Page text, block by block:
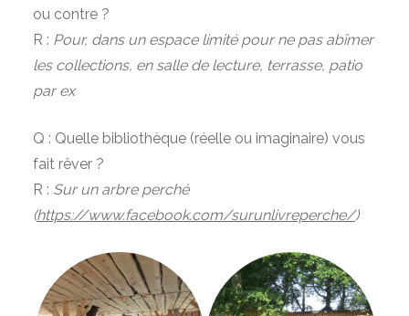
ou contre ?
R : Pour, dans un espace limité pour ne pas abîmer
les collections, en salle de lecture, terrasse, patio
par ex
Q : Quelle bibliothèque (réelle ou imaginaire) vous
fait rêver ?
R : Sur un arbre perché
(https://www.facebook.com/surunlivreperche/)